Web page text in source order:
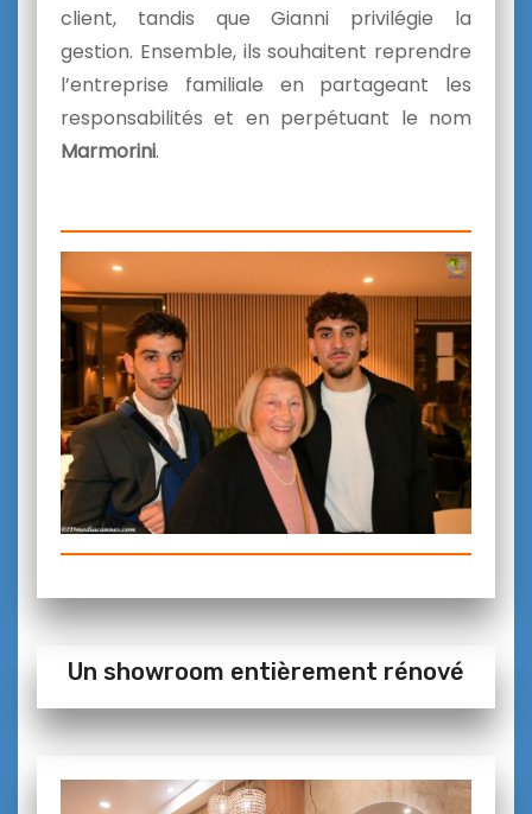
client, tandis que Gianni privilégie la
gestion. Ensemble, ils souhaitent reprendre
l’entreprise familiale en partageant les
responsabilités et en perpétuant le nom
Marmorini.
Un showroom entièrement rénové